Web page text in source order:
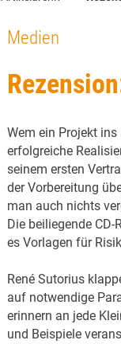
Medien
Wem ein Projekt
erfolgreiche
seinem ersten
der Vorbereitung
man auch nichts
Die beiliegende
es Vorlagen für
René Sutorius
auf notwendige
erinnern an jede
und Beispiele